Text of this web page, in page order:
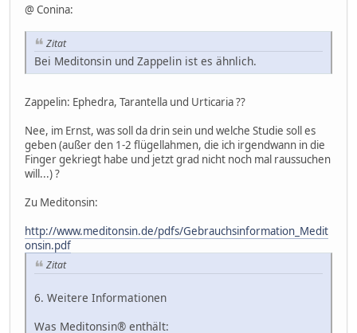
@ Conina:
Zitat
Bei Meditonsin und Zappelin ist es ähnlich.
Zappelin: Ephedra, Tarantella und Urticaria ??
Nee, im Ernst, was soll da drin sein und welche Studie soll es
geben (außer den 1-2 flügellahmen, die ich irgendwann in die
Finger gekriegt habe und jetzt grad nicht noch mal raussuchen
will...) ?
Zu Meditonsin:
http://www.meditonsin.de/pdfs/Gebrauchsinformation_Medit
onsin.pdf
Zitat
6. Weitere Informationen
Was Meditonsin® enthält: